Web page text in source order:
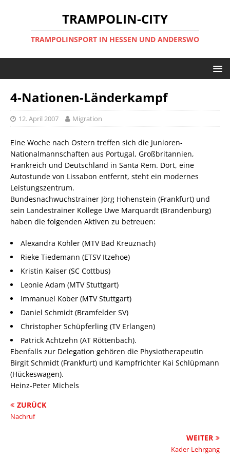
TRAMPOLIN-CITY
TRAMPOLINSPORT IN HESSEN UND ANDERSWO
4-Nationen-Länderkampf
12. April 2007 Migration
Eine Woche nach Ostern treffen sich die Junioren-
Nationalmannschaften aus Portugal, Großbritannien,
Frankreich und Deutschland in Santa Rem. Dort, eine
Autostunde von Lissabon entfernt, steht ein modernes
Leistungszentrum.
Bundesnachwuchstrainer Jörg Hohenstein (Frankfurt) und
sein Landestrainer Kollege Uwe Marquardt (Brandenburg)
haben die folgenden Aktiven zu betreuen:
Alexandra Kohler (MTV Bad Kreuznach)
Rieke Tiedemann (ETSV Itzehoe)
Kristin Kaiser (SC Cottbus)
Leonie Adam (MTV Stuttgart)
Immanuel Kober (MTV Stuttgart)
Daniel Schmidt (Bramfelder SV)
Christopher Schüpferling (TV Erlangen)
Patrick Achtzehn (AT Röttenbach).
Ebenfalls zur Delegation gehören die Physiotherapeutin
Birgit Schmidt (Frankfurt) und Kampfrichter Kai Schlüpmann
(Hückeswagen).
Heinz-Peter Michels
ZURÜCK
Nachruf
WEITER
Kader-Lehrgang